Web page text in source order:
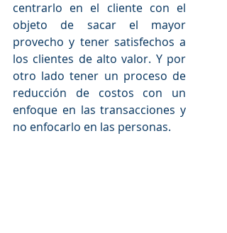
centrarlo en el cliente con el
objeto de sacar el mayor
provecho y tener satisfechos a
los clientes de alto valor. Y por
otro lado tener un proceso de
reducción de costos con un
enfoque en las transacciones y
no enfocarlo en las personas.